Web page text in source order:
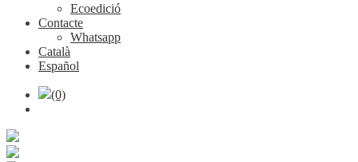
Ecoedició
Contacte
Whatsapp
Català
Español
(0)